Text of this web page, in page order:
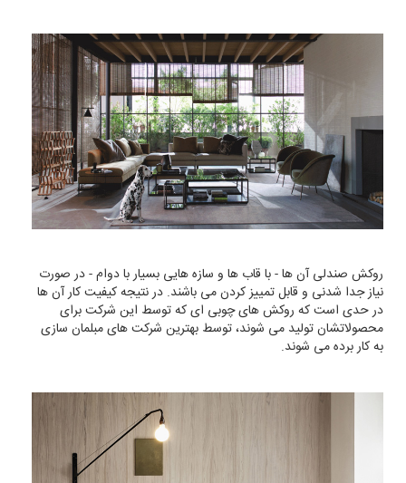
روکش صندلی آن ها - با قاب ها و سازه هایی بسیار با دوام - در صورت
نیاز جدا شدنی و قابل تمییز کردن می باشند. در نتیجه کیفیت کار آن ها
در حدی است که روکش های چوبی ای که توسط این شرکت برای
محصولاتشان تولید می شوند، توسط بهترین شرکت های مبلمان سازی
به کار برده می شوند.